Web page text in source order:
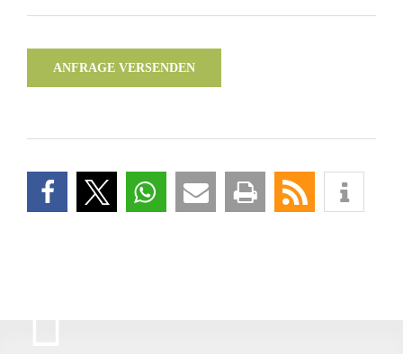
ANFRAGE VERSENDEN